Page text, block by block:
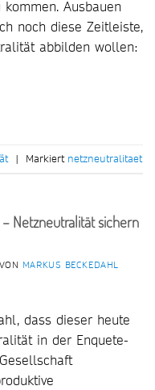
Ausbauen
noch diese Zeitleiste,
abbilden wollen:
| Markiert netzneutralitaet
Netzneutralität sichern
VON MARKUS BECKEDAHL
dass dieser heute
in der Enquete-